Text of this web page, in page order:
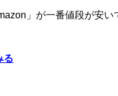
」が一番値段が安い
る